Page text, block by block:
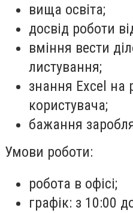
вища освіта;
досвід роботи
вміння вести
листування;
знання Excel на
користувача;
бажання
Умови роботи:
робота в офісі;
графік: з 10:00